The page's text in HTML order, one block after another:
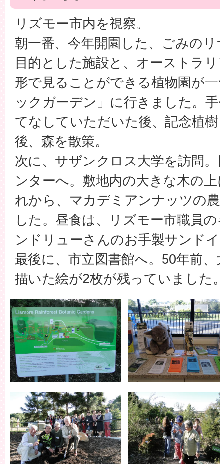
リズモー市内を視察。
朝一番、今年開園した、ごみの
目的とした施設と、オーストラ
形で見ることができる植物園が
ックガーデン」に行きました。
てなしていただいた後、記念植
後、森を散策。
次に、サザンクロス大学を訪問
ンターへ。敷地内の大きな木の
れから、マカデミアンナッツの
した。昼食は、リズモー市職員
ンドリューさんのお手製サンド
最後に、市立図書館へ。50年前
描いた絵が2枚が残っていました